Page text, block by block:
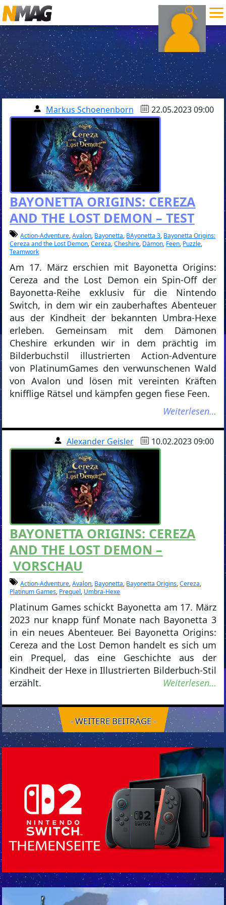
Markus Schoenenborn 22.05.2023 09:00
BAYONETTA ORIGINS: CEREZA
AND THE LOST DEMON – TEST
Action-Adventure,Avalon, Bayonetta, BAyonetta 3, Bayonetta Origins:
Cereza and the Lost Demon,Cereza,Cheshire, Dämon, Feen, Puzzle,
Teamwork
Am 17. März erschien mit Bayonetta Origins:
Cereza and the Lost Demon ein Spin-Off der
Bayonetta-Reihe exklusiv für die Nintendo
Switch, in dem wir ein zauberhaftes Abenteuer
aus der Kindheit der bekannten Umbra-Hexe
erleben. Gemeinsam mit dem Dämonen
Cheshire erkunden wir in dem prächtig im
Bilderbuchstil illustrierten Action-Adventure
von PlatinumGames den verwunschenen Wald
von Avalon und lösen mit vereinten Kräften
knifflige Rätsel und kämpfen gegen fiese Feen.
Weiterlesen…
Alexander Geisler 10.02.2023 09:00
BAYONETTA ORIGINS: CEREZA
AND THE LOST DEMON –
VORSCHAU
Action-Adventure,Avalon, Bayonetta, Bayonetta Origins,Cereza,
Platinum Games, Prequel, Umbra-Hexe
Platinum Games schickt Bayonetta am 17. März
2023 nur knapp fünf Monate nach Bayonetta 3
in ein neues Abenteuer. Bei Bayonetta Origins:
Cereza and the Lost Demon handelt es sich um
ein Prequel, das eine Geschichte aus der
Kindheit der Hexe in Illustrierten Bilderbuch-Stil
erzählt.
Weiterlesen…
- WEITERE BEITRÄGE -